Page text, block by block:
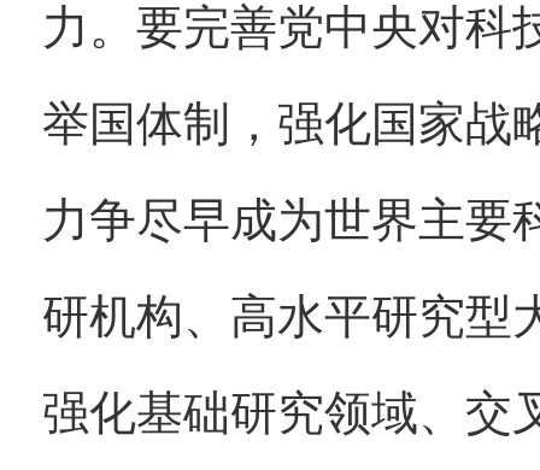
力。要完善党中央对科
举国体制，强化国家战
力争尽早成为世界主要
研机构、高水平研究型
强化基础研究领域、交